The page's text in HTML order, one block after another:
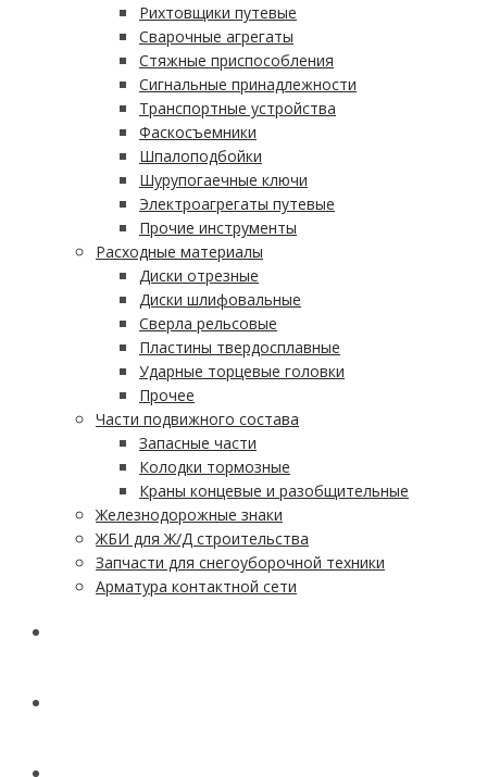
Рихтовщики путевые
Сварочные агрегаты
Стяжные приспособления
Сигнальные принадлежности
Транспортные устройства
Фаскосъемники
Шпалоподбойки
Шурупогаечные ключи
Электроагрегаты путевые
Прочие инструменты
Расходные материалы
Диски отрезные
Диски шлифовальные
Сверла рельсовые
Пластины твердосплавные
Ударные торцевые головки
Прочее
Части подвижного состава
Запасные части
Колодки тормозные
Краны концевые и разобщительные
Железнодорожные знаки
ЖБИ для Ж/Д строительства
Запчасти для снегоуборочной техники
Арматура контактной сети